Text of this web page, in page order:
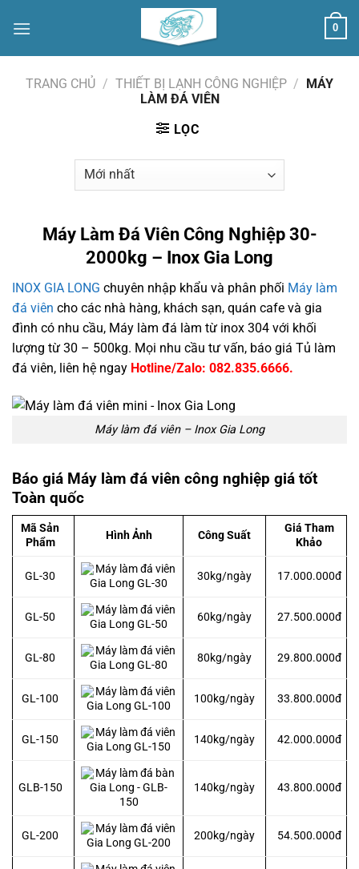
0
TRANG CHỦ / THIẾT BỊ LẠNH CÔNG NGHIỆP / MÁY
LÀM ĐÁ VIÊN
LỌC
Máy Làm Đá Viên Công Nghiệp 30-
2000kg – Inox Gia Long
INOX GIA LONG chuyên nhập khẩu và phân phối Máy làm
đá viên cho các nhà hàng, khách sạn, quán cafe và gia
đình có nhu cầu, Máy làm đá làm từ inox 304 với khối
lượng từ 30 – 500kg. Mọi nhu cầu tư vấn, báo giá Tủ làm
đá viên, liên hệ ngay Hotline/Zalo: 082.835.6666.
Máy làm đá viên – Inox Gia Long
Báo giá Máy làm đá viên công nghiệp giá tốt
Toàn quốc
Mã Sản
Phẩm
Hình Ảnh Công Suất
Giá Tham
Khảo
GL-30 30kg/ngày 17.000.000đ
GL-50 60kg/ngày 27.500.000đ
GL-80 80kg/ngày 29.800.000đ
GL-100 100kg/ngày 33.800.000đ
GL-150 140kg/ngày 42.000.000đ
GLB-150 140kg/ngày 43.800.000đ
GL-200 200kg/ngày 54.500.000đ